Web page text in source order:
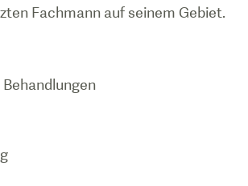
Fachmann auf seinem Gebiet.